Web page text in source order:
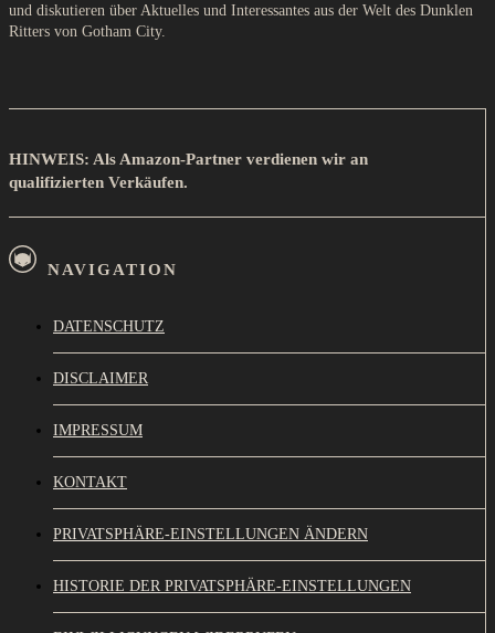
und diskutieren über Aktuelles und Interessantes aus der Welt des Dunklen
Ritters von Gotham City.
HINWEIS: Als Amazon-Partner verdienen wir an
qualifizierten Verkäufen.
NAVIGATION
DATENSCHUTZ
DISCLAIMER
IMPRESSUM
KONTAKT
PRIVATSPHÄRE-EINSTELLUNGEN ÄNDERN
HISTORIE DER PRIVATSPHÄRE-EINSTELLUNGEN